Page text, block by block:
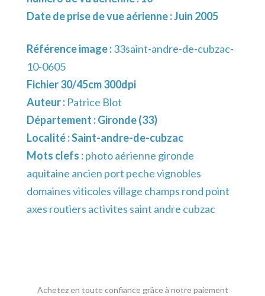
Date de prise de vue aérienne : Juin 2005
Référence image :33saint-andre-de-cubzac-
10-0605
Fichier 30/45cm 300dpi
Auteur : Patrice Blot
Département :Gironde (33)
Localité :Saint-andre-de-cubzac
Mots clefs :photo aérienne gironde
aquitaine ancien port peche vignobles
domaines viticoles village champs rond point
axes routiers activites saint andre cubzac
Achetez en toute confiance grâce à notre paiement